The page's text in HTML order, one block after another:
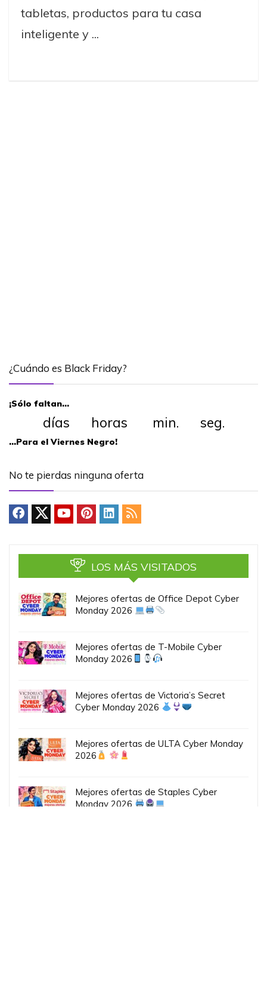
tabletas, productos para tu casa
inteligente y ...
¿Cuándo es Black Friday?
¡Sólo faltan…
días horas min. seg.
…Para el Viernes Negro!
No te pierdas ninguna oferta
LOS MÁS VISITADOS
Mejores ofertas de Office Depot Cyber
Monday 2026
Mejores ofertas de T-Mobile Cyber
Monday 2026
Mejores ofertas de Victoria’s Secret
Cyber Monday 2026
Mejores ofertas de ULTA Cyber Monday
2026
Mejores ofertas de Staples Cyber
Monday 2026